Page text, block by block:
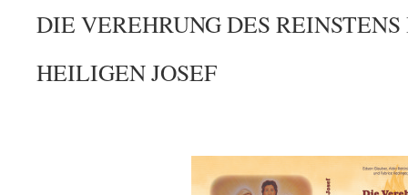
DIE VEREHRUNG DES
HEILIGEN JOSEF